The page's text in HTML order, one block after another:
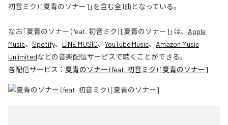
初音ミク) [夏青のソナー]」を含む全1曲となっている。
なお「夏青のソナー (feat. 初音ミク) [夏青のソナー] 」は、 Apple
Music、 Spotify、 LINE MUSIC、 YouTube Music、 Amazon Music
Unlimitedなどの音楽配信サービスで聴くことができる。
各配信サービス： 夏青のソナー (feat. 初音ミク) [夏青のソナー]